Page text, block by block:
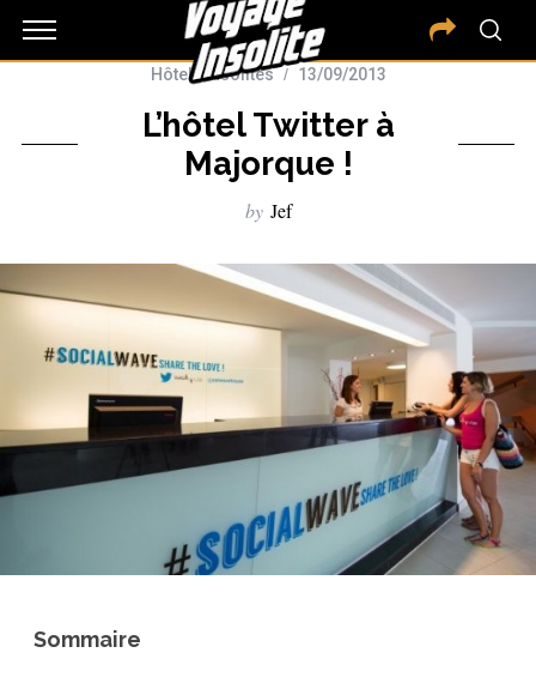
Hôtels insolites 13/09/2013
L’hôtel Twitter à
Majorque !
by Jef
Sommaire